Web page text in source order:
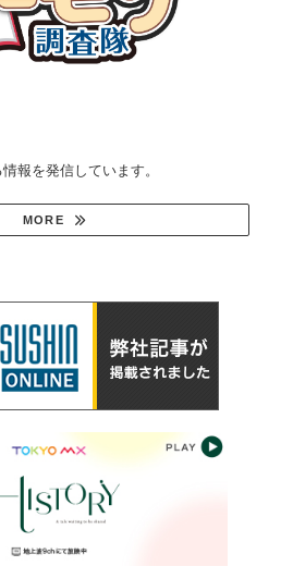
報を発信しています。
MORE